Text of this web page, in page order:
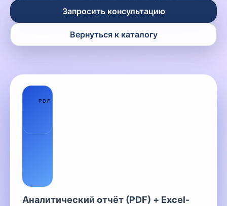
Запросить консультацию
Вернуться к каталогу
PDF
Аналитический отчёт (PDF) + Excel-